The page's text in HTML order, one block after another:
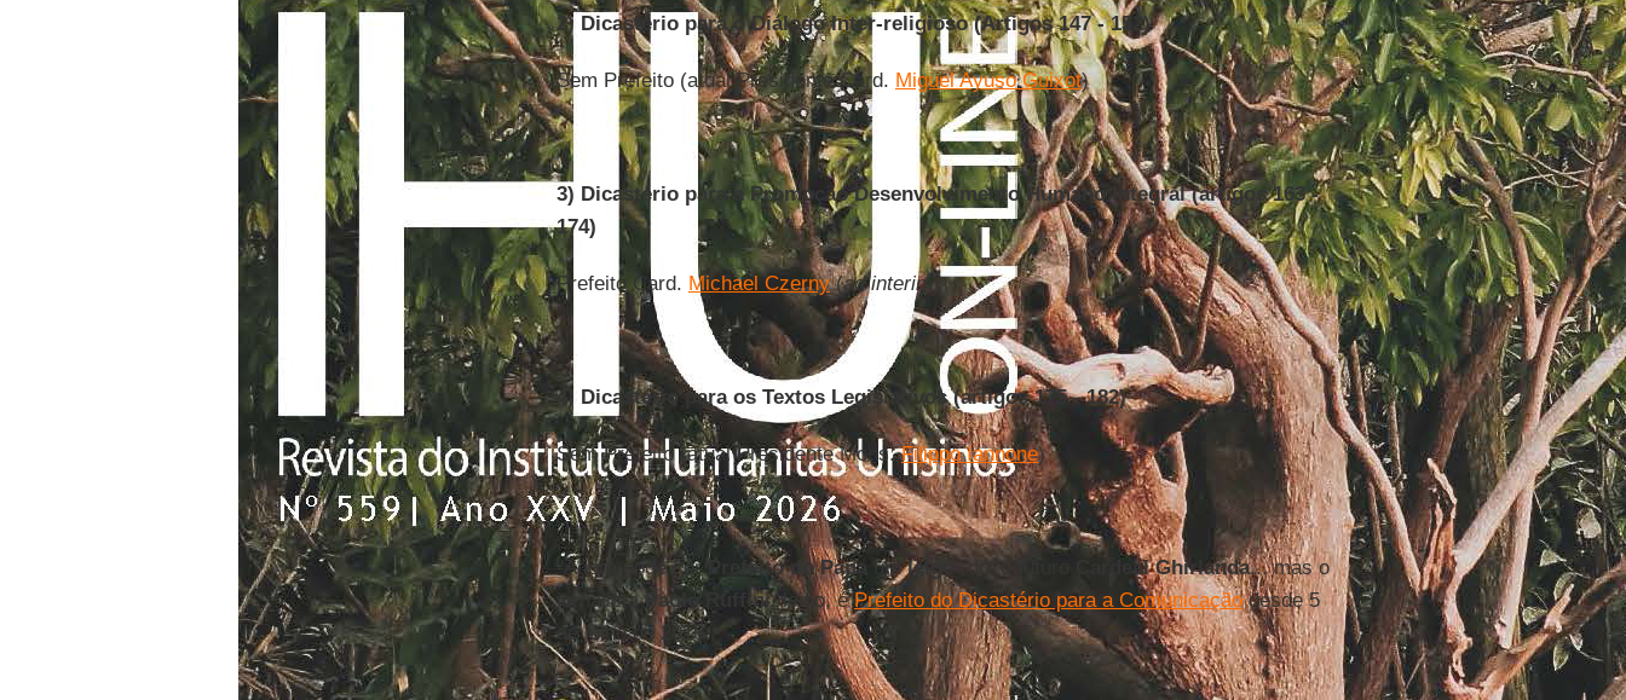
2) Dicastério para o Diálogo Inter-religioso (Artigos 147 - 152)
Sem Prefeito (atual Presidente Card. Miguel Ayuso Guixot)
3) Dicastério para a Promoção Desenvolvimento Humano Integral (artigos 163 -
174)
Prefeito Card. Michael Czerny(ad interim)
4) Dicastério para os Textos Legislativos (artigos 175 - 182)
Sem Prefeito (atual Presidente Mons.Filippo Iannone)
"Agora pode ser Prefeito do Papa umleigo " diz o futuro Cardeal Ghirlanda... mas o
jornalistaPaolo Ruffini, leigo, éPrefeito do Dicastério para a Comunicaçãodesde 5
de julho de 2018.